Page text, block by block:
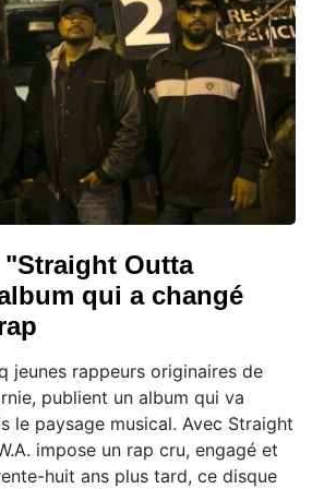
"Straight Outta
qui a changé
jeunes rappeurs originaires de
publient un album qui va
le paysage musical. Avec Straight
impose un rap cru, engagé et
huit ans plus tard, ce disque